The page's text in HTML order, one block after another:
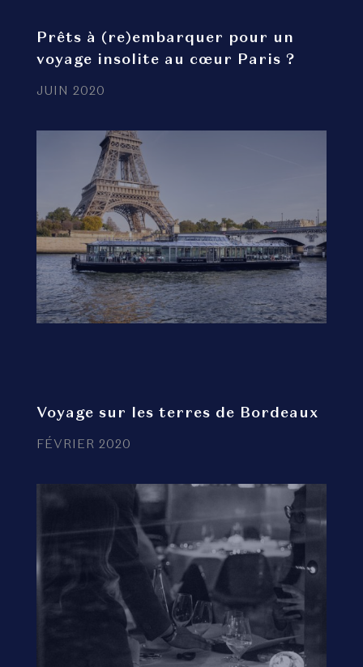
Prêts à (re)embarquer pour un
voyage insolite au cœur Paris ?
JUIN 2020
Voyage sur les terres de Bordeaux
FÉVRIER 2020